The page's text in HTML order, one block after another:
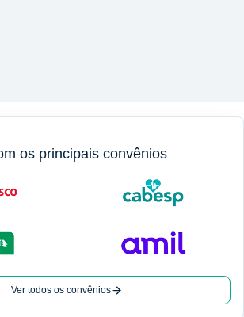
os principais convênios
Ver todos os convênios